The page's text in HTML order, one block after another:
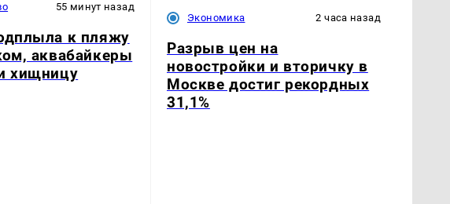
55 минут назад
к пляжу
аквабайкеры
хищницу
Экономика 2 часа назад
Разрыв цен на
новостройки и вторичку в
Москве достиг рекордных
31,1%